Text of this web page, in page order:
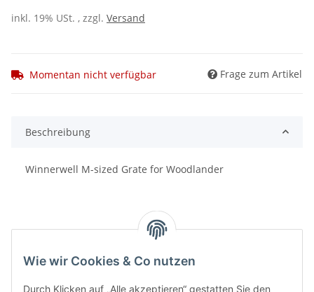
inkl. 19% USt. , zzgl. Versand
Momentan nicht verfügbar Frage zum Artikel
Beschreibung
Winnerwell M-sized Grate for Woodlander
Benachrichtigen, wenn verfügbar
Wie wir Cookies & Co nutzen
Durch Klicken auf „Alle akzeptieren“ gestatten Sie den